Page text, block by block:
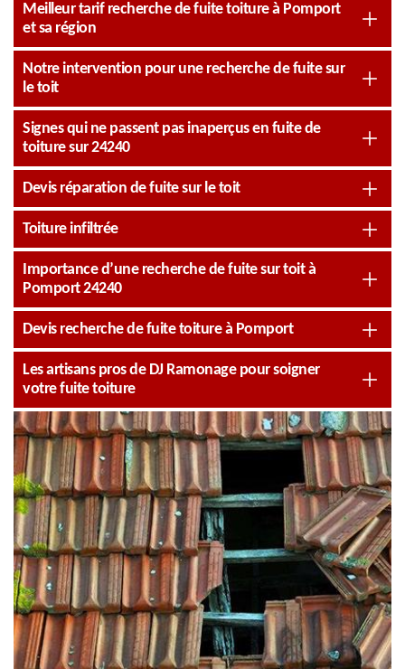
Meilleur tarif recherche de fuite toiture à Pomport
et sa région
Notre intervention pour une recherche de fuite sur
le toit
Signes qui ne passent pas inaperçus en fuite de
toiture sur 24240
Devis réparation de fuite sur le toit
Toiture infiltrée
Importance d’une recherche de fuite sur toit à
Pomport 24240
Devis recherche de fuite toiture à Pomport
Les artisans pros de DJ Ramonage pour soigner
votre fuite toiture